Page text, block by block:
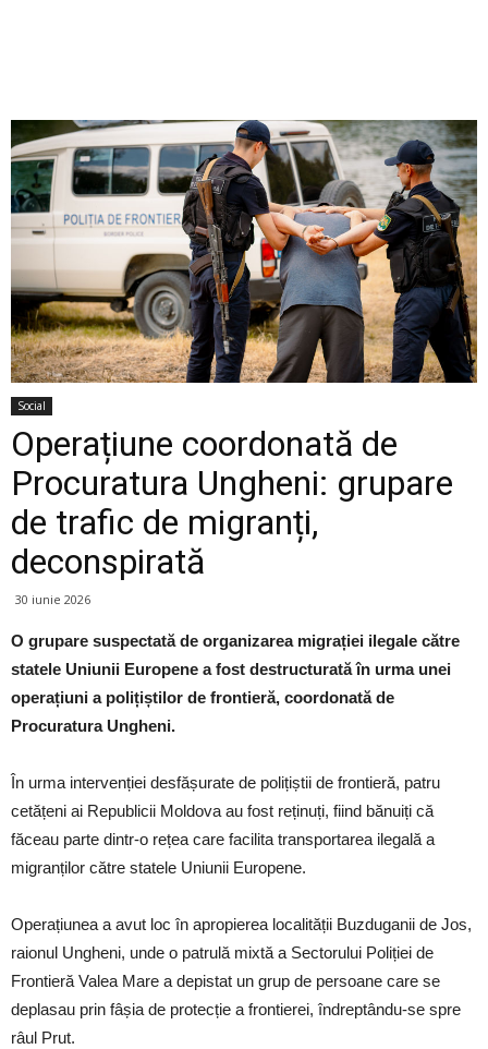
Social
Operațiune coordonată de
Procuratura Ungheni: grupare
de trafic de migranți,
deconspirată
30 iunie 2026
O grupare suspectată de organizarea migrației ilegale către
statele Uniunii Europene a fost destructurată în urma unei
operațiuni a polițiștilor de frontieră, coordonată de
Procuratura Ungheni.
În urma intervenției desfășurate de polițiștii de frontieră, patru
cetățeni ai Republicii Moldova au fost reținuți, fiind bănuiți că
făceau parte dintr-o rețea care facilita transportarea ilegală a
migranților către statele Uniunii Europene.
Operațiunea a avut loc în apropierea localității Buzduganii de Jos,
raionul Ungheni, unde o patrulă mixtă a Sectorului Poliției de
Frontieră Valea Mare a depistat un grup de persoane care se
deplasau prin fâșia de protecție a frontierei, îndreptându-se spre
râul Prut.